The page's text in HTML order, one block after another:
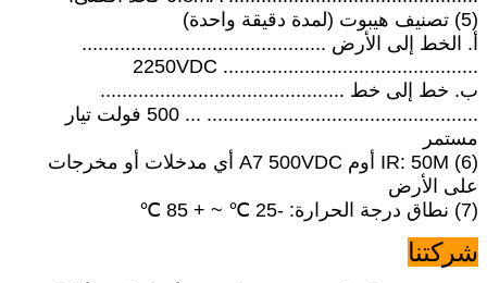
(5) تصنيف هيبوت (لمدة دقيقة واحدة)
أ. الخط إلى الأرض .............................................
............................................... 2250VDC
ب. خط إلى خط .............................................
.................................................. ... 500 فولت تيار
مستمر
(6) IR: 50M أوم A7 500VDC أي مدخلات أو مخرجات
على الأرض
(7) نطاق درجة الحرارة: -25 ℃ ~ + 85 ℃
شركتنا